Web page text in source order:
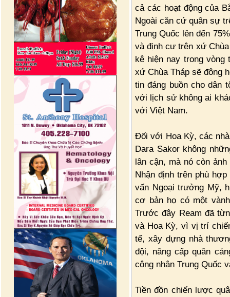
cả các hoạt động của
Ngoài căn cứ quân sự
Trung Quốc lên đến
và định cư trên xứ
kê hiện nay trong vòng
xứ Chùa Tháp sẽ đông
tin đáng buồn cho dân
với lịch sử không ai
với Việt Nam.
Đối với Hoa Kỳ, các
Dara Sakor không
lân cận, mà nó còn
Nhận định trên phù
vấn Ngoại trưởng Mỹ,
cơ bản họ có một
Trước đây Ream đã
và Hoa Kỳ, vì vị trí
tế, xây dựng nhà
đội, nâng cấp quân
công nhân Trung Quốc
Tiền đồn chiến lược